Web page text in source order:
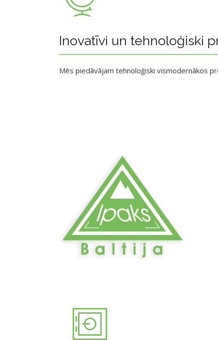
Inovatīvi un tehnoloģiski
Mēs piedāvājam tehnoloģiski vismodernākos